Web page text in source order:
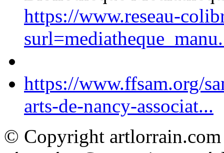
https://www.reseau-
https://www.ffsam.org/
arts-de-nancy-associat...
© Copyright